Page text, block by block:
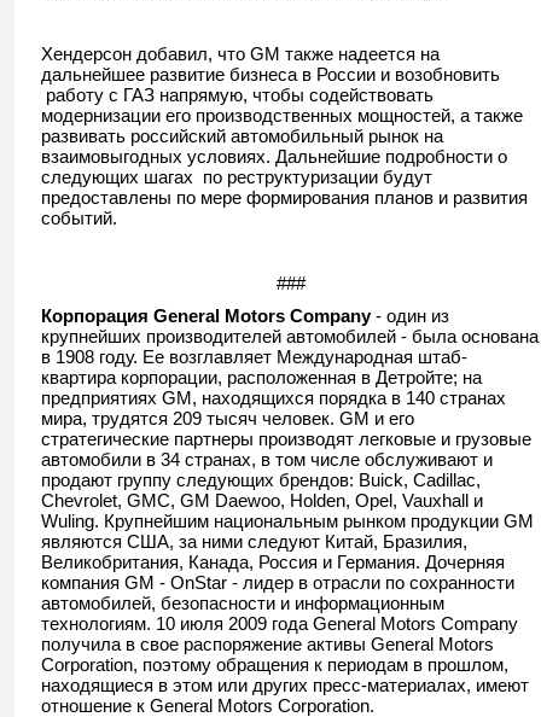
Хендерсон добавил, что GM также надеется на
дальнейшее развитие бизнеса в России и возобновить
работу с ГАЗ напрямую, чтобы содействовать
модернизации его производственных мощностей, а также
развивать российский автомобильный рынок на
взаимовыгодных условиях. Дальнейшие подробности о
следующих шагах по реструктуризации будут
предоставлены по мере формирования планов и развития
событий.
###
Корпорация General Motors Company- один из
крупнейших производителей автомобилей - была основана
в 1908 году. Ее возглавляет Международная штаб-
квартира корпорации, расположенная в Детройте; на
предприятиях GM, находящихся порядка в 140 странах
мира, трудятся 209 тысяч человек. GM и его
стратегические партнеры производят легковые и грузовые
автомобили в 34 странах, в том числе обслуживают и
продают группу следующих брендов: Buick, Cadillac,
Chevrolet, GMC, GM Daewoo, Holden, Opel, Vauxhall и
Wuling. Крупнейшим национальным рынком продукции GM
являются США, за ними следуют Китай, Бразилия,
Великобритания, Канада, Россия и Германия. Дочерняя
компания GM - OnStar - лидер в отрасли по сохранности
автомобилей, безопасности и информационным
технологиям. 10 июля 2009 года General Motors Company
получила в свое распоряжение активы General Motors
Corporation, поэтому обращения к периодам в прошлом,
находящиеся в этом или других пресс-материалах, имеют
отношение к General Motors Corporation.